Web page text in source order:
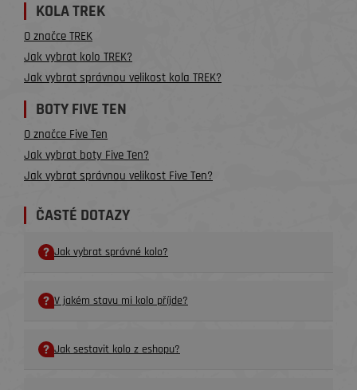
KOLA TREK
O značce TREK
Jak vybrat kolo TREK?
Jak vybrat správnou velikost kola TREK?
BOTY FIVE TEN
O značce Five Ten
Jak vybrat boty Five Ten?
Jak vybrat správnou velikost Five Ten?
ČASTÉ DOTAZY
Jak vybrat správné kolo?
V jakém stavu mi kolo příjde?
Jak sestavit kolo z eshopu?